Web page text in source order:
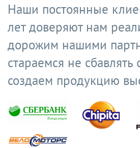
Наши постоянные
лет доверяют нам
дорожим нашими
стараемся не
создаем продукцию